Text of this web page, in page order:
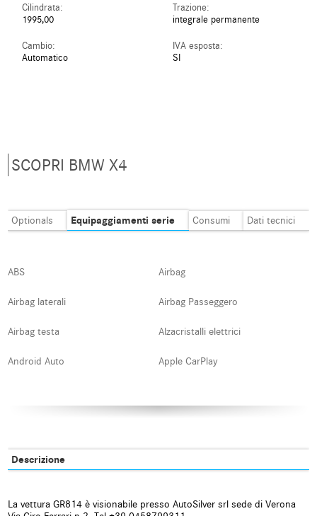
Cilindrata:
1995,00
Trazione:
integrale permanente
Cambio:
Automatico
IVA esposta:
SI
SCOPRI BMW X4
Optionals Equipaggiamenti serie Consumi Dati tecnici
ABS Airbag
Airbag laterali Airbag Passeggero
Airbag testa Alzacristalli elettrici
Android Auto Apple CarPlay
Boardcomputer Bracciolo
Descrizione
La vettura GR814 è visionabile presso AutoSilver srl sede di Verona